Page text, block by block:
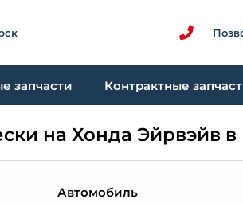
запчасти Контрактные
на Хонда Эйрвэйв
Автомобиль